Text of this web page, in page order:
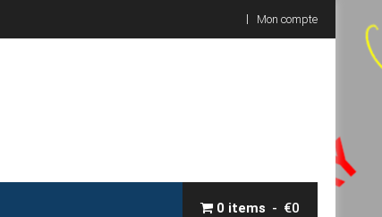
Mon compte
0 items €0